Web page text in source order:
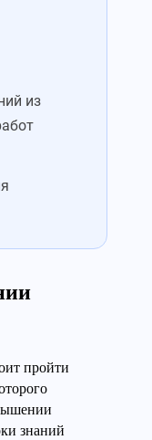
из
пройти
знаний